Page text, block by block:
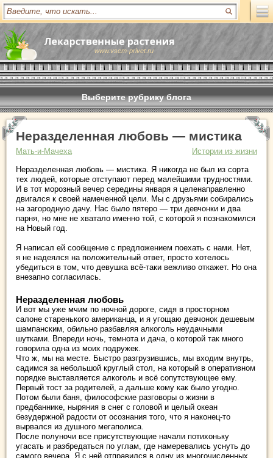
www.vsem-privet.ru
Выберите рубрику блога
Неразделенная любовь — мистика
Мать-и-Мачеха
Истории из жизни
Неразделенная любовь — мистика. Я никогда не был из сорта
тех людей, которые отступают перед малейшими трудностями.
И в тот морозный вечер середины января я целенаправленно
двигался к своей намеченной цели. Мы с друзьями собирались
на загородную дачу. Нас было пятеро — три девчонки и два
парня, но мне не хватало именно той, с которой я познакомился
на Новый год.
Я написал ей сообщение с предложением поехать с нами. Нет,
я не надеялся на положительный ответ, просто хотелось
убедиться в том, что девушка всё-таки вежливо откажет. Но она
внезапно согласилась.
Неразделенная любовь
И вот мы уже мчим по ночной дороге, сидя в просторном
салоне старенького американца, и я угощаю девчонок дешевым
шампанским, обильно разбавляя алкоголь неудачными
шутками. Впереди ночь, темнота и дача, о которой так много
говорила одна из моих подружек.
Что ж, мы на месте. Быстро разгрузившись, мы входим внутрь,
садимся за небольшой круглый стол, на который в оперативном
порядке выставляется алкоголь и всё сопутствующее ему.
Первый тост за родителей, а дальше кому как было угодно.
Потом были баня, философские разговоры о жизни в
предбаннике, ныряния в снег с головой и целый океан
безудержной радости от осознания того, что я наконец-то
вырвался из душного мегаполиса.
После полуночи все присутствующие начали потихоньку
угасать и разбредаться по углам, где намеревались уснуть до
самого вечера. Я с ней отправился в одну из многочисленных